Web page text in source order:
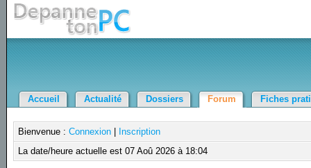
Accueil Actualité Dossiers Forum Fiches
Bienvenue :Connexion
Inscription
La date/heure actuelle est 07 Aoû 2026 à 18:04